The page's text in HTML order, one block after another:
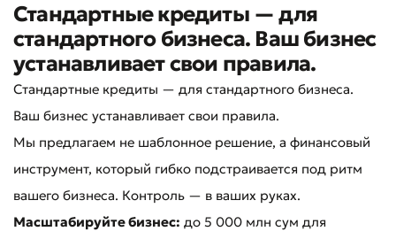
Стандартные кредиты — для
стандартного бизнеса. Ваш бизнес
устанавливает свои правила.
Стандартные кредиты — для стандартного бизнеса.
Ваш бизнес устанавливает свои правила.
Мы предлагаем не шаблонное решение, а финансовый
инструмент, который гибко подстраивается под ритм
вашего бизнеса. Контроль — в ваших руках.
Масштабируйте бизнес: до 5 000 млн сум для